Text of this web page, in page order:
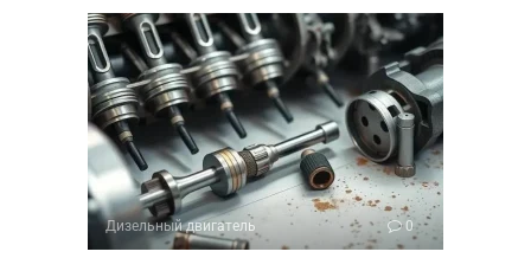
Дизельный двигатель 0